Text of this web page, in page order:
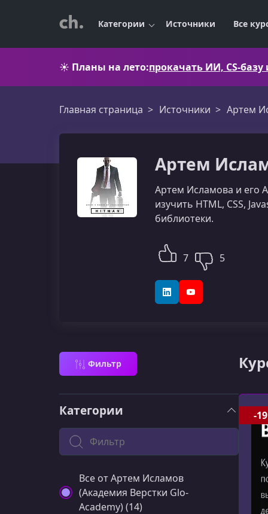
Категории Источники Все
☀️ Планы на лето:прокачать ИИ, CS-
Главная страница Источники Артем
Артем
Артем Исламова и его
изучить HTML, CSS,
библиотеки.
7 5
LinkedInYouTube
Фильтр
Категории
Поиск по категории
Все от Артем Исламов
(Академия Верстки Glo-
Academy) (14)
-19